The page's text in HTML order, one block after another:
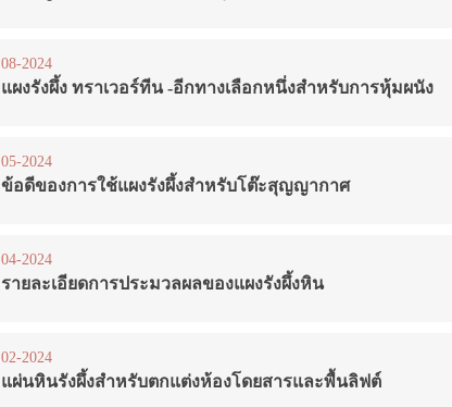
08-2024
แผงรังผึ้ง ทราเวอร์ทีน -อีกทางเลือกหนึ่งสำหรับการหุ้มผนัง
05-2024
ข้อดีของการใช้แผงรังผึ้งสำหรับโต๊ะสุญญากาศ
04-2024
รายละเอียดการประมวลผลของแผงรังผึ้งหิน
02-2024
แผ่นหินรังผึ้งสำหรับตกแต่งห้องโดยสารและพื้นลิฟต์